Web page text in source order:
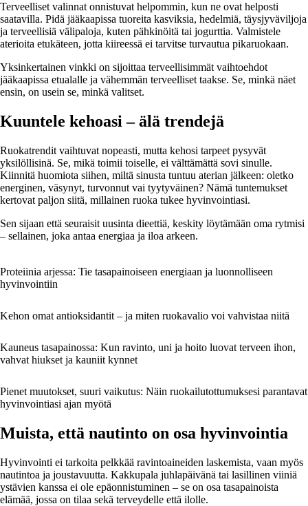
Terveelliset valinnat onnistuvat helpommin, kun ne ovat helposti
saatavilla. Pidä jääkaapissa tuoreita kasviksia, hedelmiä, täysjyväviljoja
ja terveellisiä välipaloja, kuten pähkinöitä tai jogurttia. Valmistele
aterioita etukäteen, jotta kiireessä ei tarvitse turvautua pikaruokaan.
Yksinkertainen vinkki on sijoittaa terveellisimmät vaihtoehdot
jääkaapissa etualalle ja vähemmän terveelliset taakse. Se, minkä näet
ensin, on usein se, minkä valitset.
Kuuntele kehoasi – älä trendejä
Ruokatrendit vaihtuvat nopeasti, mutta kehosi tarpeet pysyvät
yksilöllisinä. Se, mikä toimii toiselle, ei välttämättä sovi sinulle.
Kiinnitä huomiota siihen, miltä sinusta tuntuu aterian jälkeen: oletko
energinen, väsynyt, turvonnut vai tyytyväinen? Nämä tuntemukset
kertovat paljon siitä, millainen ruoka tukee hyvinvointiasi.
Sen sijaan että seuraisit uusinta dieettiä, keskity löytämään oma rytmisi
– sellainen, joka antaa energiaa ja iloa arkeen.
Proteiinia arjessa: Tie tasapainoiseen energiaan ja luonnolliseen
hyvinvointiin
Kehon omat antioksidantit – ja miten ruokavalio voi vahvistaa niitä
Kauneus tasapainossa: Kun ravinto, uni ja hoito luovat terveen ihon,
vahvat hiukset ja kauniit kynnet
Pienet muutokset, suuri vaikutus: Näin ruokailutottumuksesi parantavat
hyvinvointiasi ajan myötä
Muista, että nautinto on osa hyvinvointia
Hyvinvointi ei tarkoita pelkkää ravintoaineiden laskemista, vaan myös
nautintoa ja joustavuutta. Kakkupala juhlapäivänä tai lasillinen viiniä
ystävien kanssa ei ole epäonnistuminen – se on osa tasapainoista
elämää, jossa on tilaa sekä terveydelle että ilolle.